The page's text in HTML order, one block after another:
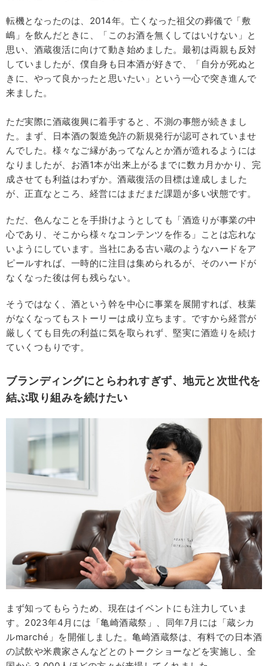
転機となったのは、2014年。亡くなった祖父の葬儀で「敷
嶋」を飲んだときに、「このお酒を無くしてはいけない」と
思い、酒蔵復活に向けて動き始めました。最初は両親も反対
していましたが、僕自身も日本酒が好きで、「自分が死ぬと
きに、やって良かったと思いたい」という一心で突き進んで
来ました。
ただ実際に酒蔵復興に着手すると、不測の事態が続きまし
た。まず、日本酒の製造免許の新規発行が認可されていませ
んでした。様々なご縁があってなんとか酒が造れるようには
なりましたが、お酒1本が出来上がるまでに数カ月かかり、完
成させても利益はわずか。酒蔵復活の目標は達成しました
が、正直なところ、経営にはまだまだ課題が多い状態です。
ただ、色んなことを手掛けようとしても「酒造りが事業の中
心であり、そこから様々なコンテンツを作る」ことは忘れな
いようにしています。当社にある古い蔵のようなハードをア
ピールすれば、一時的に注目は集められるが、そのハードが
なくなった後は何も残らない。
そうではなく、酒という幹を中心に事業を展開すれば、枝葉
がなくなってもストーリーは成り立ちます。ですから経営が
厳しくても目先の利益に気を取られず、堅実に酒造りを続け
ていくつもりです。
ブランディングにとらわれすぎず、地元と次世代を
結ぶ取り組みを続けたい
まず知ってもらうため、現在はイベントにも注力していま
す。2023年4月には「亀崎酒蔵祭」、同年7月には「蔵シカ
ルmarché」を開催しました。亀崎酒蔵祭は、有料での日本酒
の試飲や米農家さんなどとのトークショーなどを実施し、全